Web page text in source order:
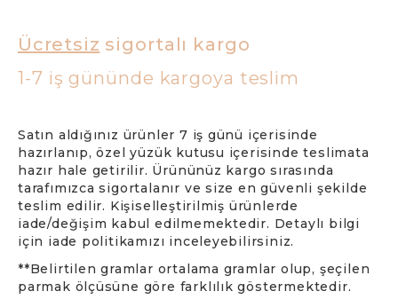
Ücretsiz sigortalı kargo
1-7 iş gününde kargoya teslim
Satın aldığınız ürünler 7 iş günü içerisinde
hazırlanıp, özel yüzük kutusu içerisinde teslimata
hazır hale getirilir. Ürününüz kargo sırasında
tarafımızca sigortalanır ve size en güvenli şekilde
teslim edilir. Kişiselleştirilmiş ürünlerde
iade/değişim kabul edilmemektedir. Detaylı bilgi
için iade politikamızı inceleyebilirsiniz.
**Belirtilen gramlar ortalama gramlar olup, şeçilen
parmak ölçüsüne göre farklılık göstermektedir.